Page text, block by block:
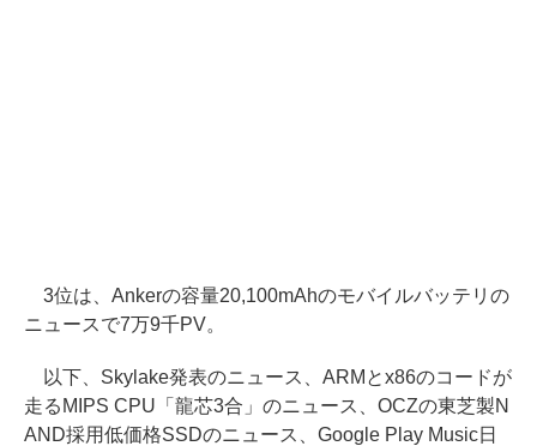
3位は、Ankerの容量20,100mAhのモバイルバッテリの
ニュースで7万9千PV。
以下、Skylake発表のニュース、ARMとx86のコードが
走るMIPS CPU「龍芯3合」のニュース、OCZの東芝製N
AND採用低価格SSDのニュース、Google Play Music日